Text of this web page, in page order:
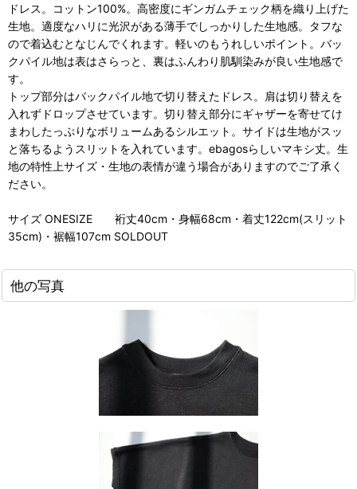
ドレス。コットン100%。高密度にギンガムチェック柄を織り上げた
生地。適度なハリに光沢がある薄手でしっかりした生地感。タフな
ので着込むとなじんでくれます。軽いのもうれしいポイント。バッ
クパイル地は表はさらっと、裏はふんわり肌馴染みが良い生地感で
す。
トップ部分はバックパイル地で切り替えたドレス。肩は切り替えを
入れずドロップさせています。切り替え部分にギャザーを寄せてけ
まわしたっぷりなボリュームあるシルエット。サイドは生地がスッ
と落ちるようスリットを入れています。ebagosらしいマキシ丈。生
地の特性上サイズ・生地の表情が違う場合がありますのでご了承く
ださい。
サイズ ONESIZE 裄丈40cm・身幅68cm・着丈122cm(スリット
35cm)・裾幅107cm SOLDOUT
他の写真